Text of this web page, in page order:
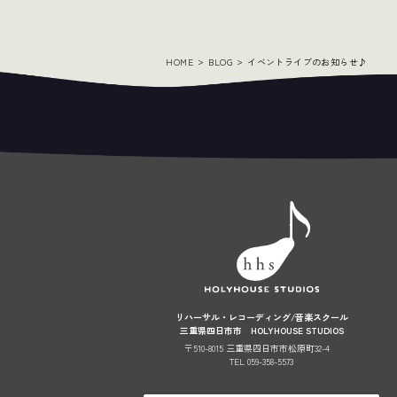
HOME BLOG イベントライブのお知らせ♪
リハーサル・レコーディング/音楽スクール
三重県四日市市 HOLYHOUSE STUDIOS
〒510-8015 三重県四日市市松原町32-4
TEL 059-358-5573